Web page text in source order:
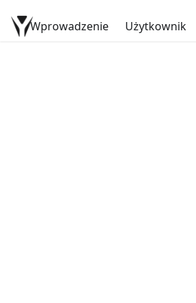
Dokumentacja YetiForce
Wprowadzenie Użytkownik